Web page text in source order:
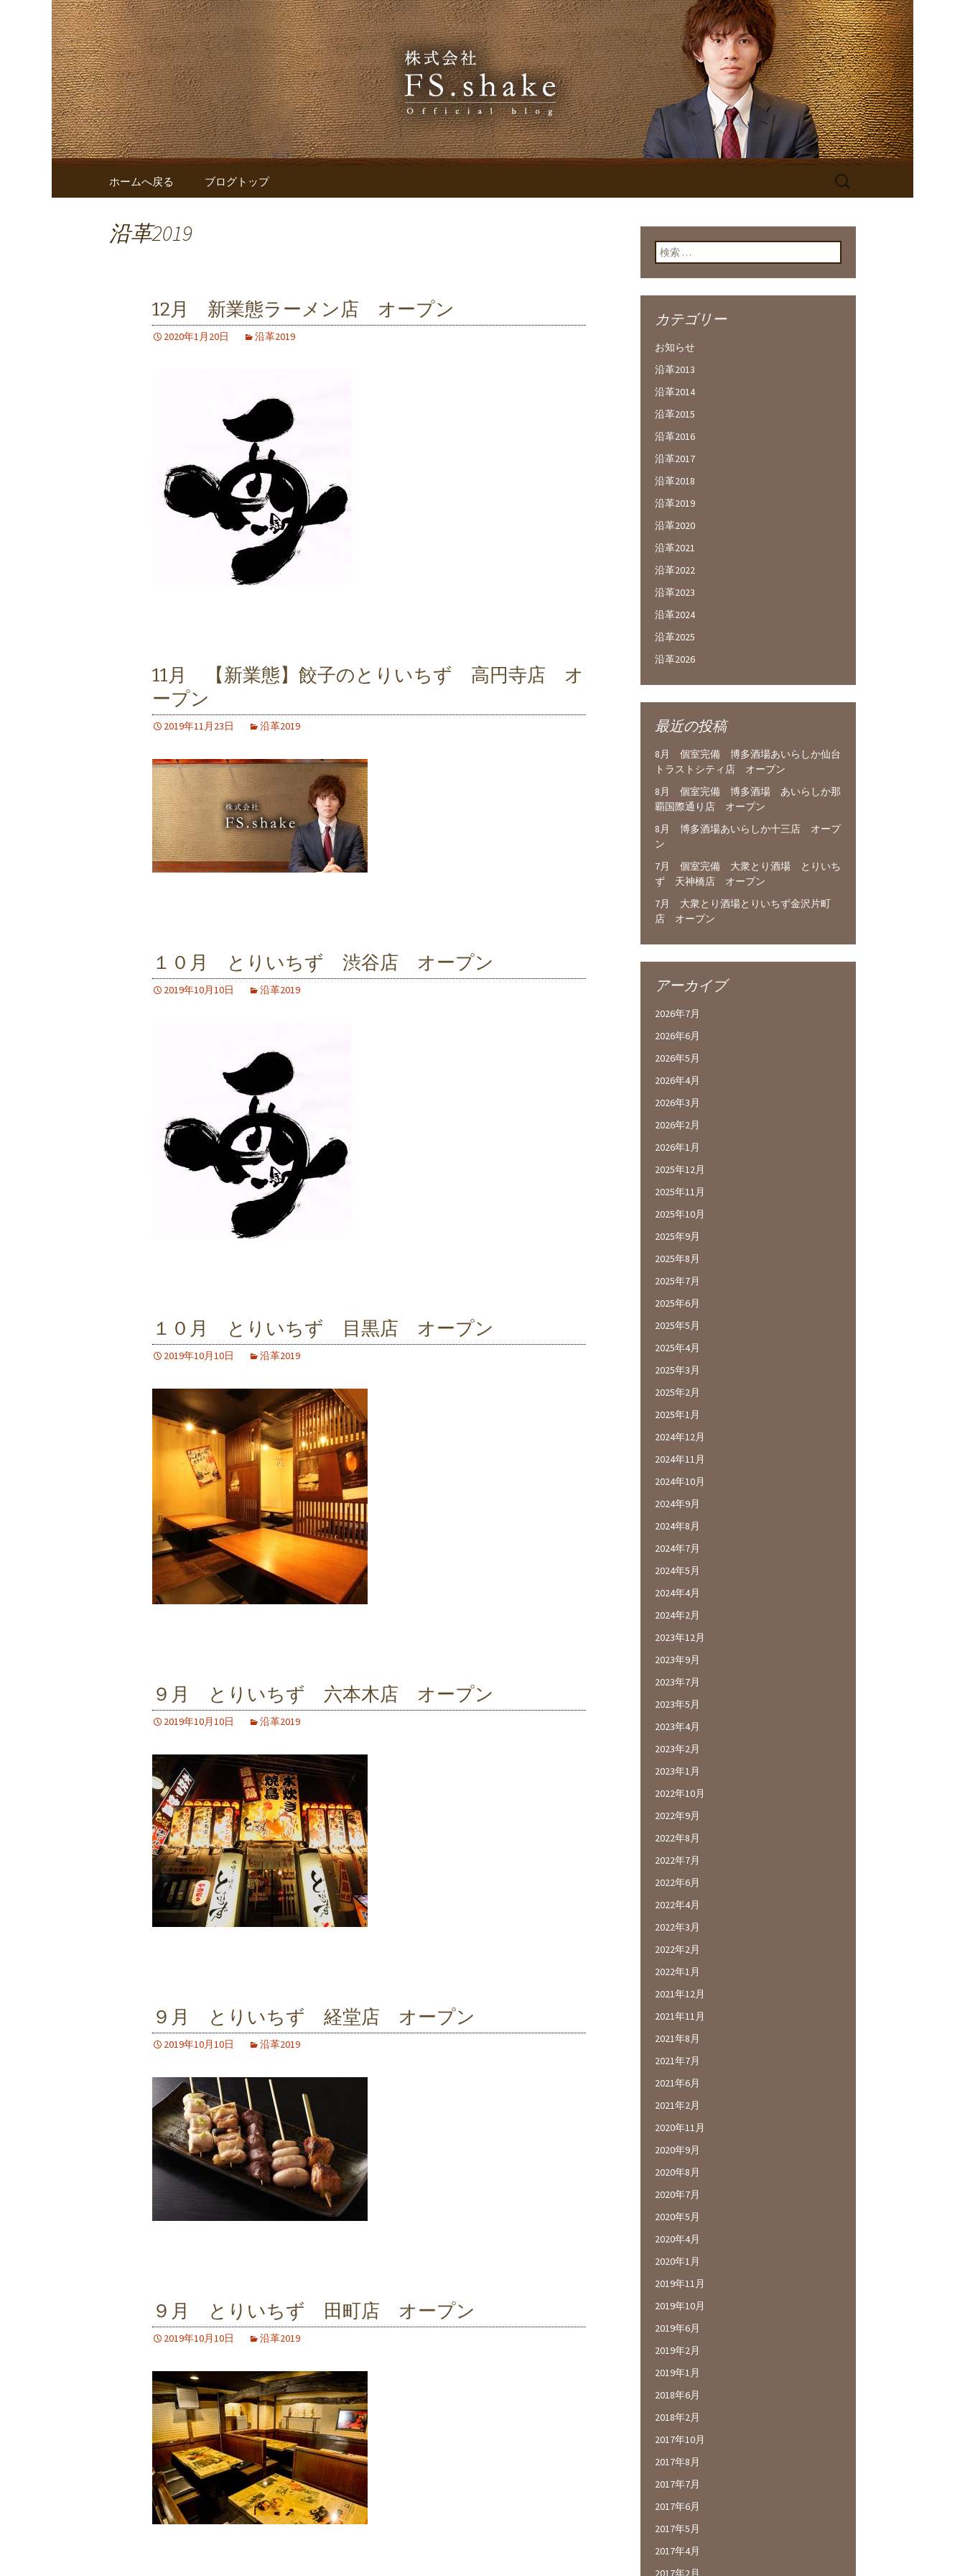
株式会社FS.shakeのブログ
株式会社FS.shakeからのお知らせ
コンテンツへ移動
ホームへ戻る ブログトップ
検
沿革2019
12月 新業態ラーメン店 オープン
2020年1月20日 沿革2019
11月 【新業態】餃子のとりいちず 高円寺店 オ
ープン
2019年11月23日 沿革2019
１０月 とりいちず 渋谷店 オープン
2019年10月10日 沿革2019
１０月 とりいちず 目黒店 オープン
2019年10月10日 沿革2019
９月 とりいちず 六本木店 オープン
2019年10月10日 沿革2019
９月 とりいちず 経堂店 オープン
2019年10月10日 沿革2019
９月 とりいちず 田町店 オープン
2019年10月10日 沿革2019
検索:
カテゴリー
お知らせ
沿革2013
沿革2014
沿革2015
沿革2016
沿革2017
沿革2018
沿革2019
沿革2020
沿革2021
沿革2022
沿革2023
沿革2024
沿革2025
沿革2026
最近の投稿
8月 個室完備 博多酒場あいらしか仙台
トラストシティ店 オープン
8月 個室完備 博多酒場 あいらしか那
覇国際通り店 オープン
8月 博多酒場あいらしか十三店 オープ
ン
7月 個室完備 大衆とり酒場 とりいち
ず 天神橋店 オープン
7月 大衆とり酒場とりいちず金沢片町
店 オープン
アーカイブ
2026年7月
2026年6月
2026年5月
2026年4月
2026年3月
2026年2月
2026年1月
2025年12月
2025年11月
2025年10月
2025年9月
2025年8月
2025年7月
2025年6月
2025年5月
2025年4月
2025年3月
2025年2月
2025年1月
2024年12月
2024年11月
2024年10月
2024年9月
2024年8月
2024年7月
2024年5月
2024年4月
2024年2月
2023年12月
2023年9月
2023年7月
2023年5月
2023年4月
2023年2月
2023年1月
2022年10月
2022年9月
2022年8月
2022年7月
2022年6月
2022年4月
2022年3月
2022年2月
2022年1月
2021年12月
2021年11月
2021年8月
2021年7月
2021年6月
2021年2月
2020年11月
2020年9月
2020年8月
2020年7月
2020年5月
2020年4月
2020年1月
2019年11月
2019年10月
2019年6月
2019年2月
2019年1月
2018年6月
2018年2月
2017年10月
2017年8月
2017年7月
2017年6月
2017年5月
2017年4月
2017年2月